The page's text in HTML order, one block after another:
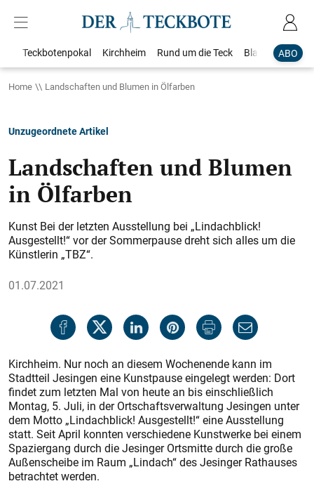
ABO
Teckbotenpokal Kirchheim Rund um die Teck Blaulicht
Home Landschaften und Blumen in Ölfarben
Unzugeordnete Artikel
Landschaften und Blumen
in Ölfarben
Kunst Bei der letzten Ausstellung bei „Lindachblick!
Ausgestellt!“ vor der Sommerpause dreht sich alles um die
Künstlerin „TBZ“.
01.07.2021
Kirchheim. Nur noch an diesem Wochenende kann im
Stadtteil Jesingen eine Kunstpause eingelegt werden: Dort
findet zum letzten Mal von heute an bis einschließlich
Montag, 5. Juli, in der Ortschaftsverwaltung Jesingen unter
dem Motto „Lindachblick! Ausgestellt!“ eine Ausstellung
statt. Seit April konnten verschiedene Kunstwerke bei einem
Spaziergang durch die Jesinger Ortsmitte durch die große
Außenscheibe im Raum „Lindach“ des Jesinger Rathauses
betrachtet werden.